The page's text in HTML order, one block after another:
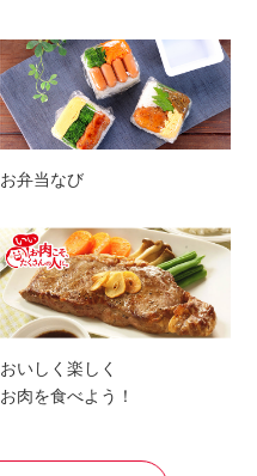
お弁当なび
おいしく楽しく
お肉を食べよう！